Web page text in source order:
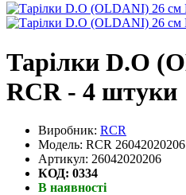
Тарілки D.O
RCR - 4 штуки
Виробник: RCR
Модель: RCR
Артикул: 26042020206
КОД: 0334
В наявності